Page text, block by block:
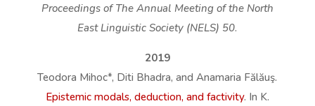
Proceedings of The Annual Meeting of the North
East Linguistic Society (NELS) 50.
2019
Teodora Mihoc*, Diti Bhadra, and Anamaria Fălăuş.
Epistemic modals, deduction, and factivity. In K.